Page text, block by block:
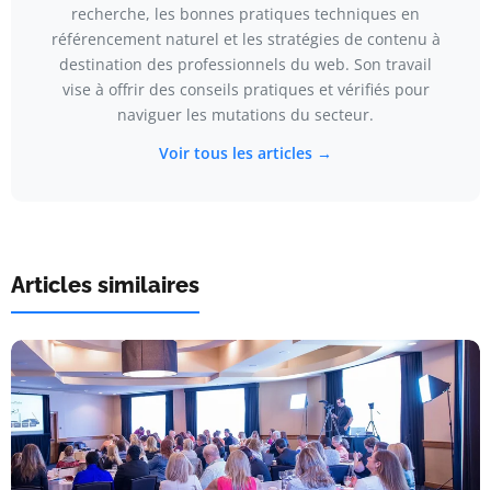
recherche, les bonnes pratiques techniques en
référencement naturel et les stratégies de contenu à
destination des professionnels du web. Son travail
vise à offrir des conseils pratiques et vérifiés pour
naviguer les mutations du secteur.
Voir tous les articles →
Articles similaires